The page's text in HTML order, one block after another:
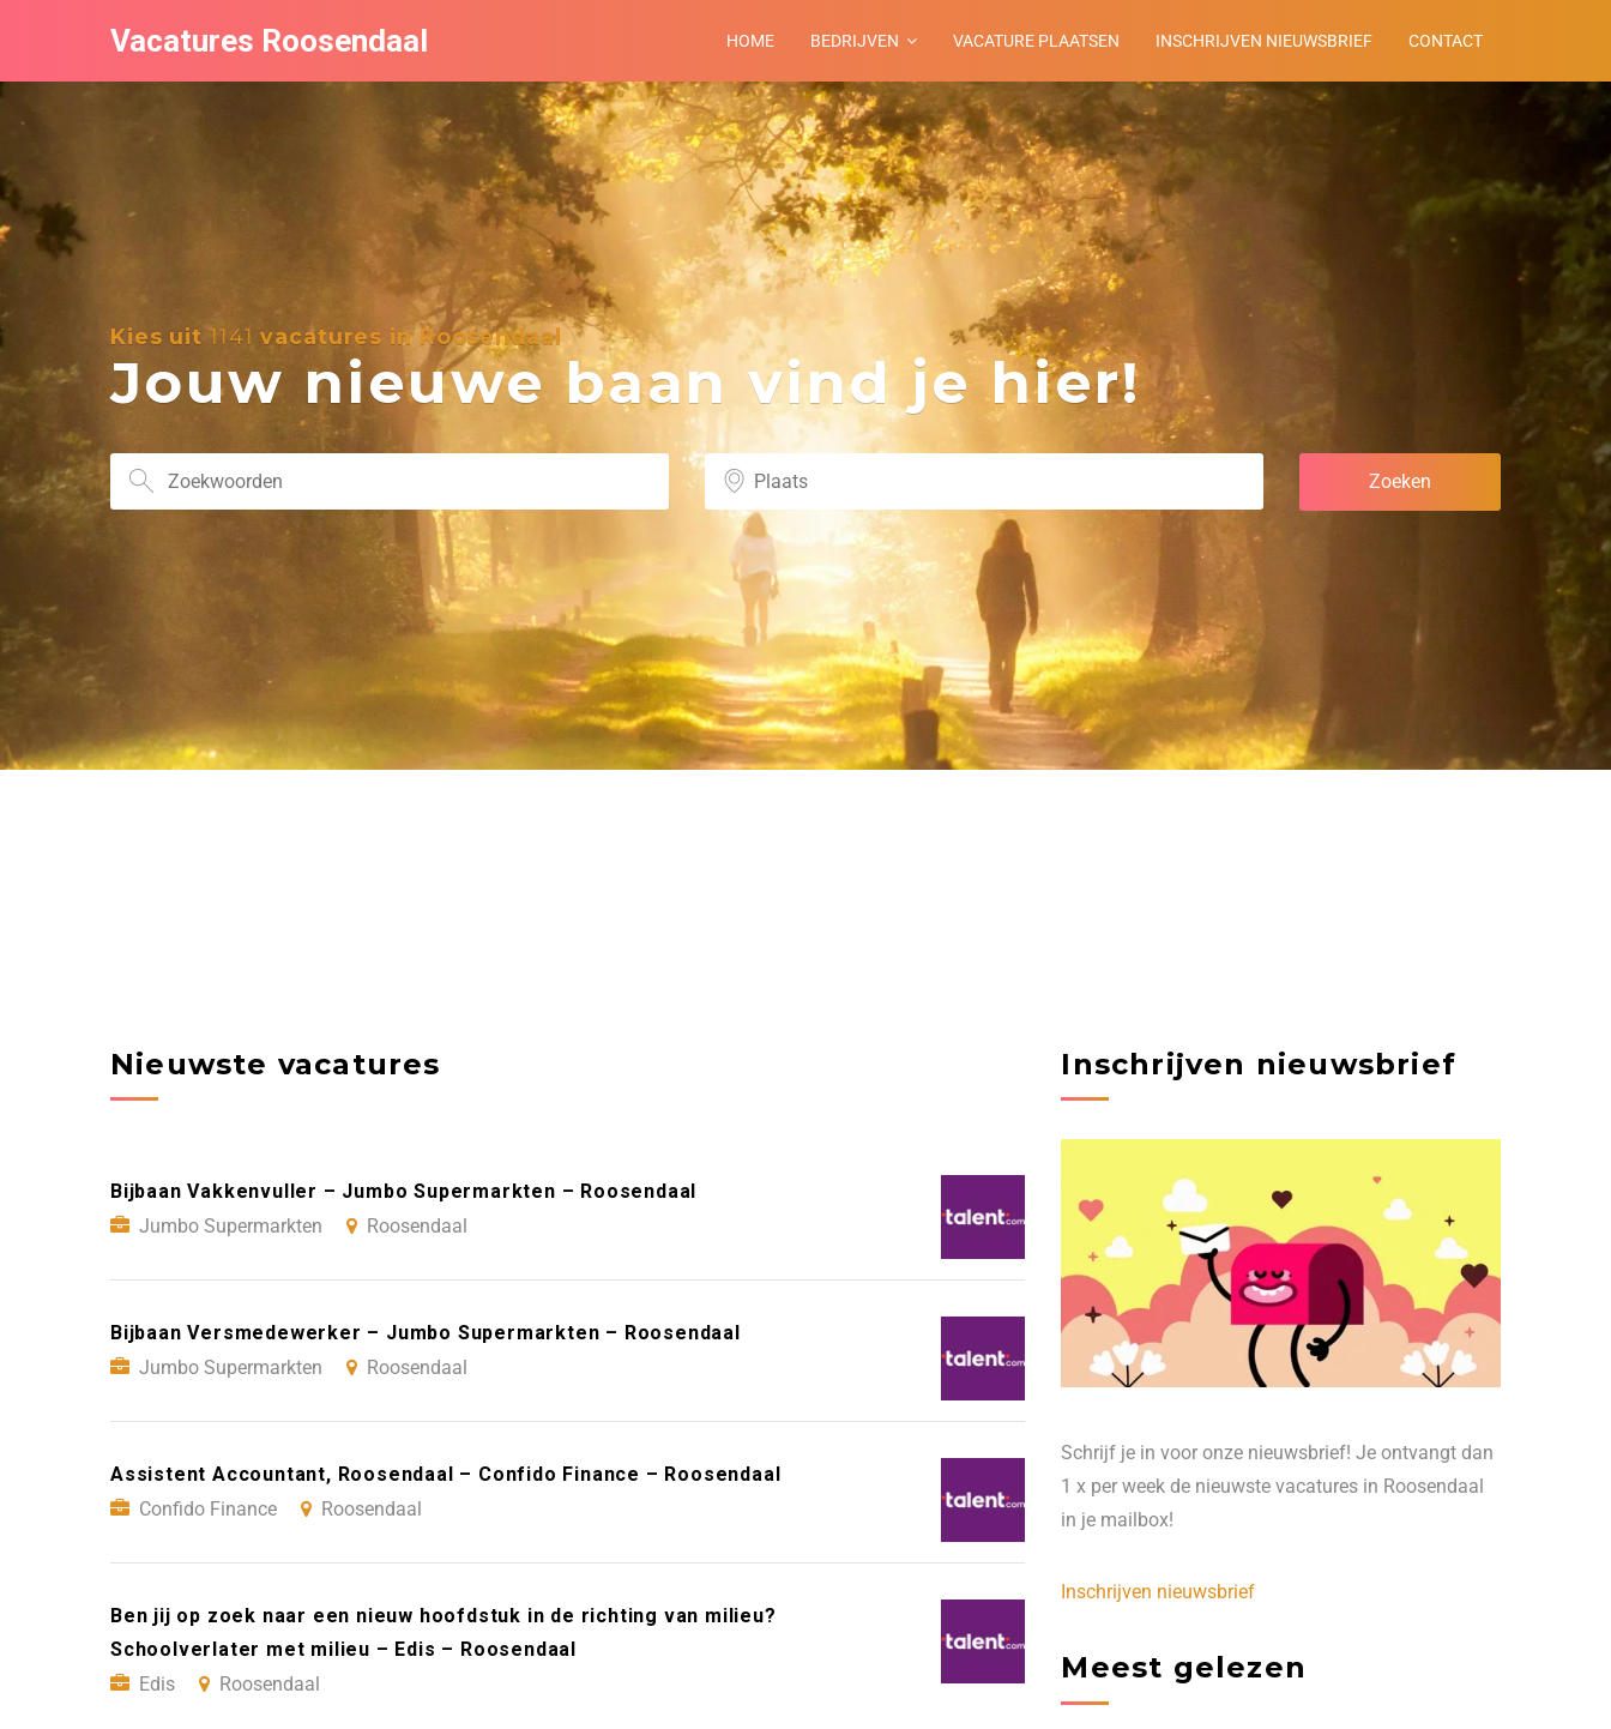
Vacatures Roosendaal HOME BEDRIJVEN VACATURE PLAATSEN INSCHRIJVEN NIEUWSBRIEF CONTACT
Kies uit 1141 vacatures in Roosendaal
Jouw nieuwe baan vind je hier!
Nieuwste vacatures
Bijbaan Vakkenvuller – Jumbo Supermarkten – Roosendaal
Jumbo Supermarkten
Roosendaal
Bijbaan Versmedewerker – Jumbo Supermarkten – Roosendaal
Jumbo Supermarkten
Roosendaal
Assistent Accountant, Roosendaal – Confido Finance – Roosendaal
Confido Finance
Roosendaal
Ben jij op zoek naar een nieuw hoofdstuk in de richting van milieu?
Schoolverlater met milieu – Edis – Roosendaal
Edis
Roosendaal
Inschrijven nieuwsbrief
Schrijf je in voor onze nieuwsbrief! Je ontvangt dan
1 x per week de nieuwste vacatures in Roosendaal
in je mailbox!
Inschrijven nieuwsbrief
Meest gelezen